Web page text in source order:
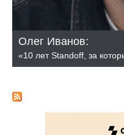
Олег Иванов:
«10 лет Standoff, за